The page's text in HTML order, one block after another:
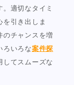
適切なタイミ
引き出しま
のチャンスを増
ろいろな案件探
してスムーズな